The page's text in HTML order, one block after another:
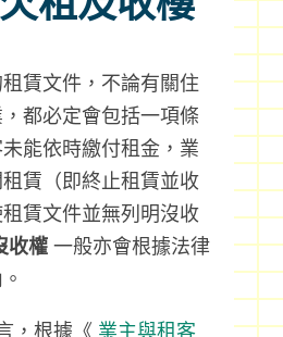
賃文件，不論有關住
都必定會包括一項條
能依時繳付租金，業
賃（即終止租賃並收
賃文件並無列明沒收
收權一般亦會根據法律
，根據《 業主與租客